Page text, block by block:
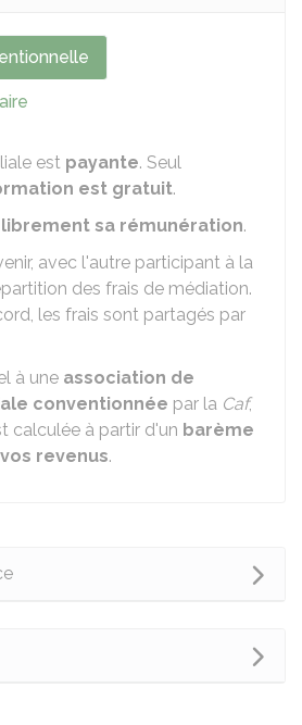
est payante. Seul
est gratuit.
sa rémunération.
avec l'autre participant à la
des frais de médiation.
les frais sont partagés par
à une association de
conventionnée par la Caf,
calculée à partir d'un barème
revenus.